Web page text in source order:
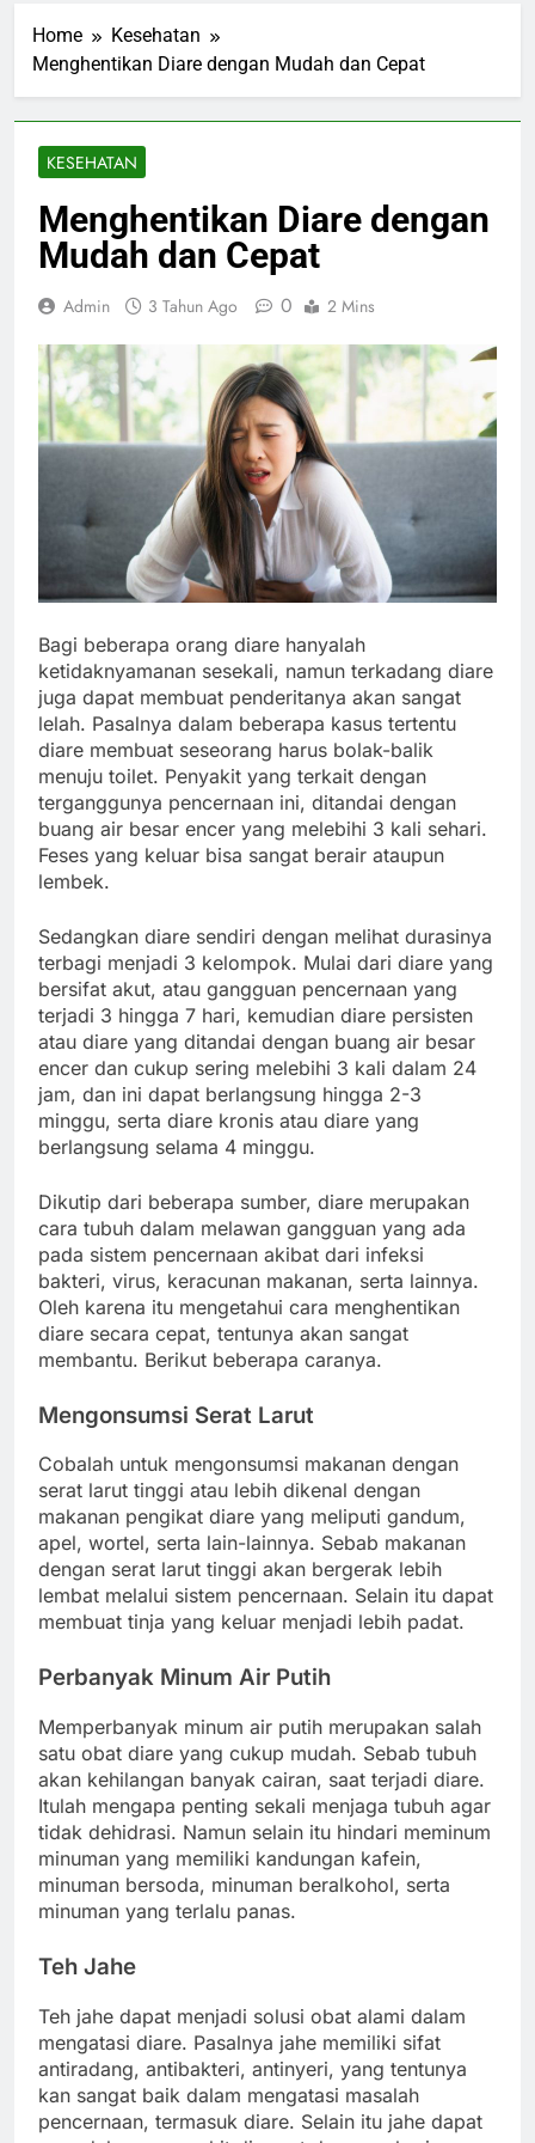
Home
Kesehatan
Menghentikan Diare dengan Mudah dan Cepat
KESEHATAN
Menghentikan Diare dengan
Mudah dan Cepat
Admin 3 Tahun Ago 0 2 Mins
Bagi beberapa orang diare hanyalah
ketidaknyamanan sesekali, namun terkadang diare
juga dapat membuat penderitanya akan sangat
lelah. Pasalnya dalam beberapa kasus tertentu
diare membuat seseorang harus bolak-balik
menuju toilet. Penyakit yang terkait dengan
terganggunya pencernaan ini, ditandai dengan
buang air besar encer yang melebihi 3 kali sehari.
Feses yang keluar bisa sangat berair ataupun
lembek.
Sedangkan diare sendiri dengan melihat durasinya
terbagi menjadi 3 kelompok. Mulai dari diare yang
bersifat akut, atau gangguan pencernaan yang
terjadi 3 hingga 7 hari, kemudian diare persisten
atau diare yang ditandai dengan buang air besar
encer dan cukup sering melebihi 3 kali dalam 24
jam, dan ini dapat berlangsung hingga 2-3
minggu, serta diare kronis atau diare yang
berlangsung selama 4 minggu.
Dikutip dari beberapa sumber, diare merupakan
cara tubuh dalam melawan gangguan yang ada
pada sistem pencernaan akibat dari infeksi
bakteri, virus, keracunan makanan, serta lainnya.
Oleh karena itu mengetahui cara menghentikan
diare secara cepat, tentunya akan sangat
membantu. Berikut beberapa caranya.
Mengonsumsi Serat Larut
Cobalah untuk mengonsumsi makanan dengan
serat larut tinggi atau lebih dikenal dengan
makanan pengikat diare yang meliputi gandum,
apel, wortel, serta lain-lainnya. Sebab makanan
dengan serat larut tinggi akan bergerak lebih
lembat melalui sistem pencernaan. Selain itu dapat
membuat tinja yang keluar menjadi lebih padat.
Perbanyak Minum Air Putih
Memperbanyak minum air putih merupakan salah
satu obat diare yang cukup mudah. Sebab tubuh
akan kehilangan banyak cairan, saat terjadi diare.
Itulah mengapa penting sekali menjaga tubuh agar
tidak dehidrasi. Namun selain itu hindari meminum
minuman yang memiliki kandungan kafein,
minuman bersoda, minuman beralkohol, serta
minuman yang terlalu panas.
Teh Jahe
Teh jahe dapat menjadi solusi obat alami dalam
mengatasi diare. Pasalnya jahe memiliki sifat
antiradang, antibakteri, antinyeri, yang tentunya
kan sangat baik dalam mengatasi masalah
pencernaan, termasuk diare. Selain itu jahe dapat